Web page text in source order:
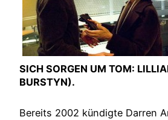
SICH SORGEN UM TOM:
BURSTYN).
Bereits 2002 kündigte Darren